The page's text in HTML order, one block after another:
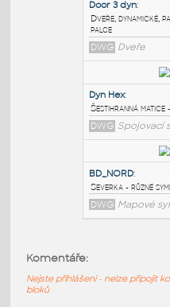
CAMERA-DYN
Door 3 dyn:
Dveře,
palce
DWG Dveře
DWG
Komentáře:
Nejste přihlášeni - nelze připojit
bloků